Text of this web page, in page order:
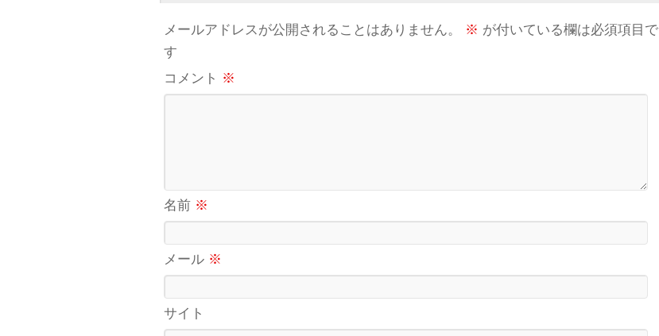
メールアドレスが公開されることはありません。 ※ が付いている欄は必須項目で
す
コメント ※
名前 ※
メール ※
サイト